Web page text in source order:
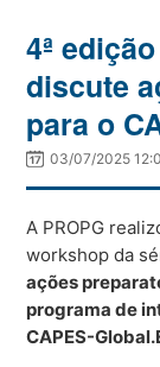
4ª
discute
para o
03/07/2025
A PROPG
workshop da
ações
programa de
CAPES-